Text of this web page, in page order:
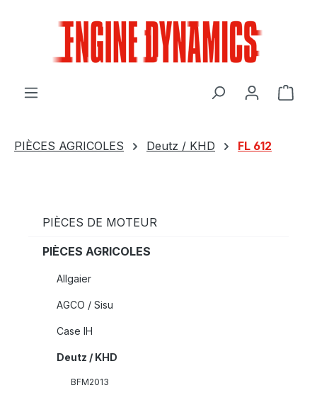
Le
PIÈCES AGRICOLES Deutz / KHD FL 612
PIÈCES DE MOTEUR
PIÈCES AGRICOLES
Allgaier
AGCO / Sisu
Case IH
Deutz / KHD
BFM2013